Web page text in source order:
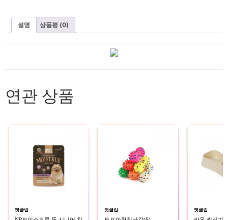
설명 상품평 (0)
연관 상품
펫클럽 펫클럽 펫클럽